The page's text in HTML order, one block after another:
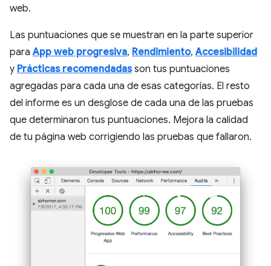
web.
Las puntuaciones que se muestran en la parte superior
paraApp web progresiva, Rendimiento,Accesibilidad
y Prácticas recomendadasson tus puntuaciones
agregadas para cada una de esas categorías. El resto
del informe es un desglose de cada una de las pruebas
que determinaron tus puntuaciones. Mejora la calidad
de tu página web corrigiendo las pruebas que fallaron.